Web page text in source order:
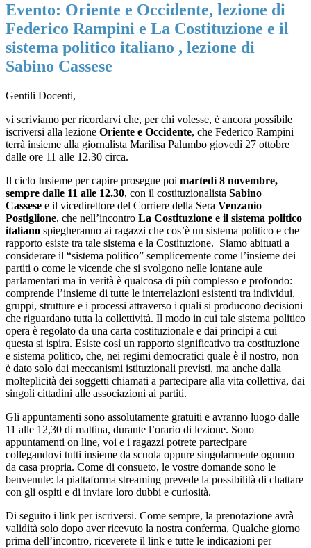
Evento: Oriente e Occidente, lezione di
Federico Rampini e La Costituzione e il
sistema politico italiano , lezione di
Sabino Cassese
Gentili Docenti,
vi scriviamo per ricordarvi che, per chi volesse, è ancora possibile
iscriversi alla lezione Oriente e Occidente, che Federico Rampini
terrà insieme alla giornalista Marilisa Palumbo giovedì 27 ottobre
dalle ore 11 alle 12.30 circa.
Il ciclo Insieme per capire prosegue poi martedì 8 novembre,
sempre dalle 11 alle 12.30, con il costituzionalista Sabino
Cassese e il vicedirettore del Corriere della Sera Venzanio
Postiglione, che nell’incontro La Costituzione e il sistema politico
italiano spiegheranno ai ragazzi che cos’è un sistema politico e che
rapporto esiste tra tale sistema e la Costituzione. Siamo abituati a
considerare il “sistema politico” semplicemente come l’insieme dei
partiti o come le vicende che si svolgono nelle lontane aule
parlamentari ma in verità è qualcosa di più complesso e profondo:
comprende l’insieme di tutte le interrelazioni esistenti tra individui,
gruppi, strutture e i processi attraverso i quali si producono decisioni
che riguardano tutta la collettività. Il modo in cui tale sistema politico
opera è regolato da una carta costituzionale e dai principi a cui
questa si ispira. Esiste così un rapporto significativo tra costituzione
e sistema politico, che, nei regimi democratici quale è il nostro, non
è dato solo dai meccanismi istituzionali previsti, ma anche dalla
molteplicità dei soggetti chiamati a partecipare alla vita collettiva, dai
singoli cittadini alle associazioni ai partiti.
Gli appuntamenti sono assolutamente gratuiti e avranno luogo dalle
11 alle 12,30 di mattina, durante l’orario di lezione. Sono
appuntamenti on line, voi e i ragazzi potrete partecipare
collegandovi tutti insieme da scuola oppure singolarmente ognuno
da casa propria. Come di consueto, le vostre domande sono le
benvenute: la piattaforma streaming prevede la possibilità di chattare
con gli ospiti e di inviare loro dubbi e curiosità.
Di seguito i link per iscriversi. Come sempre, la prenotazione avrà
validità solo dopo aver ricevuto la nostra conferma. Qualche giorno
prima dell’incontro, riceverete il link e tutte le indicazioni per